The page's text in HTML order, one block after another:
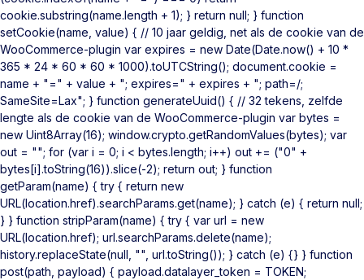
cookie.substring(name.length + 1); } return null; } function
setCookie(name, value) { // 10 jaar geldig, net als de cookie van de
WooCommerce-plugin var expires = new Date(Date.now() + 10 *
365 * 24 * 60 * 60 * 1000).toUTCString(); document.cookie =
name + "=" + value + "; expires=" + expires + "; path=/;
SameSite=Lax"; } function generateUuid() { // 32 tekens, zelfde
lengte als de cookie van de WooCommerce-plugin var bytes =
new Uint8Array(16); window.crypto.getRandomValues(bytes); var
out = ""; for (var i = 0; i < bytes.length; i++) out += ("0" +
bytes[i].toString(16)).slice(-2); return out; } function
getParam(name) { try { return new
URL(location.href).searchParams.get(name); } catch (e) { return null;
} } function stripParam(name) { try { var url = new
URL(location.href); url.searchParams.delete(name);
history.replaceState(null, "", url.toString()); } catch (e) {} } function
post(path, payload) { payload.datalayer_token = TOKEN;